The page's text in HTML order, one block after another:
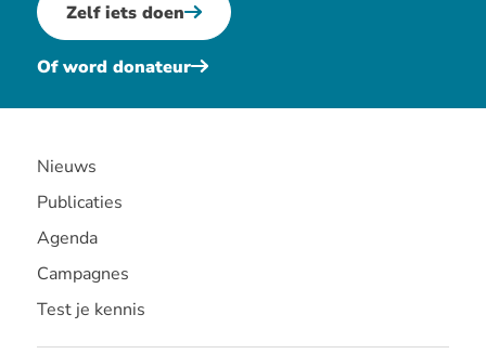
Zelf iets doen
Of word donateur
Nieuws
Publicaties
Agenda
Campagnes
Test je kennis